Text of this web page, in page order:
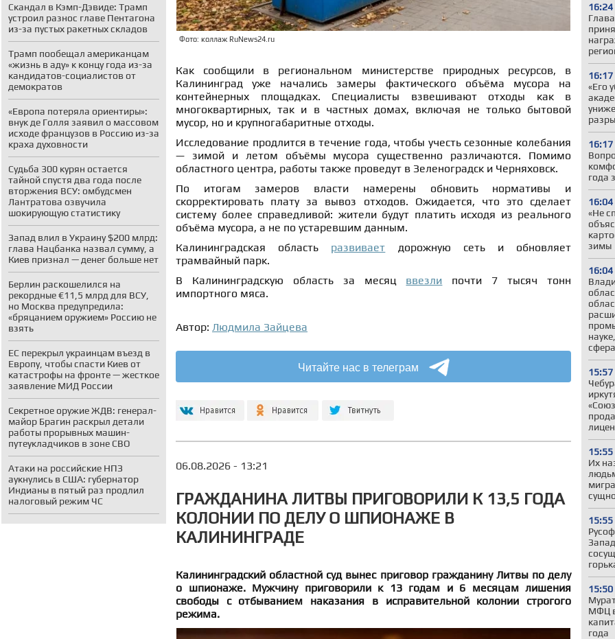
Скандал в Кэмп-Дэвиде: Трамп
устроил разнос главе Пентагона
из-за пустых ракетных складов
Трамп пообещал американцам
«жизнь в аду» к концу года из-за
кандидатов-социалистов от
демократов
«Европа потеряла ориентиры»:
внук де Голля заявил о массовом
исходе французов в Россию из-за
краха духовности
Судьба 300 курян остается
тайной спустя два года после
вторжения ВСУ: омбудсмен
Лантратова озвучила
шокирующую статистику
Запад влил в Украину $200 млрд:
глава Нацбанка назвал сумму, а
Киев признал — денег больше нет
Берлин раскошелился на
рекордные €11,5 млрд для ВСУ,
но Москва предупредила:
«бряцанием оружием» Россию не
взять
ЕС перекрыл украинцам въезд в
Европу, чтобы спасти Киев от
катастрофы на фронте — жесткое
заявление МИД России
Секретное оружие ЖДВ: генерал-
майор Брагин раскрыл детали
работы прорывных машин-
путеукладчиков в зоне СВО
Атаки на российские НПЗ
аукнулись в США: губернатор
Индианы в пятый раз продлил
налоговый режим ЧС
16:24
16:17
«Его
16:17
года
16:04
«Не
зимы
16:04
15:57
15:55
Их
15:55
15:50
МФЦ
года
Фото: коллаж RuNews24.ru
Как сообщили в региональном министерстве природных ресурсов, в
Калининград уже начались замеры фактического объёма мусора на
контейнерных площадках. Специалисты взвешивают отходы как в
многоквартирных, так и в частных домах, включая не только бытовой
мусор, но и крупногабаритные отходы.
Исследование продлится в течение года, чтобы учесть сезонные колебания
— зимой и летом объёмы мусора существенно различаются. Помимо
областного центра, работы также проведут в Зеленоградск и Черняховск.
По итогам замеров власти намерены обновить нормативы и
скорректировать плату за вывоз отходов. Ожидается, что это сделает
систему более справедливой: жители будут платить исходя из реального
объёма мусора, а не по устаревшим данным.
Калининградская область развивает дорожную сеть и обновляет
трамвайный парк.
В Калининградскую область за месяц ввезли почти 7 тысяч тонн
импортного мяса.
Автор: Людмила Зайцева
Читайте нас в телеграм
06.08.2026 - 13:21
ГРАЖДАНИНА ЛИТВЫ ПРИГОВОРИЛИ К 13,5 ГОДА
КОЛОНИИ ПО ДЕЛУ О ШПИОНАЖЕ В
КАЛИНИНГРАДЕ
Калининградский областной суд вынес приговор гражданину Литвы по делу
о шпионаже. Мужчину приговорили к 13 годам и 6 месяцам лишения
свободы с отбыванием наказания в исправительной колонии строгого
режима.